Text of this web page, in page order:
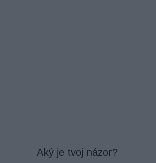
Aký je tvoj názor?